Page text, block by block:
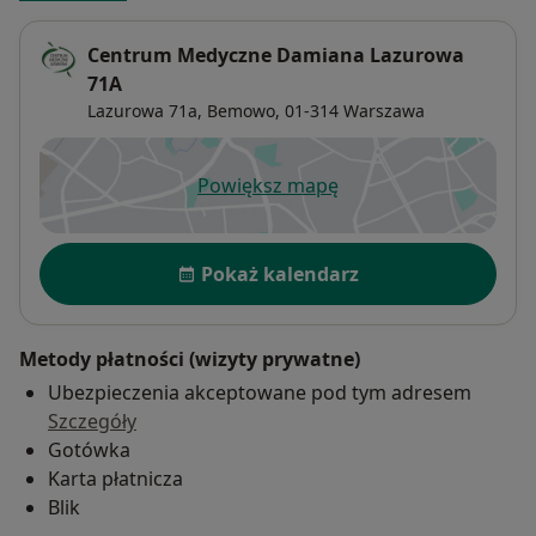
Centrum Medyczne Damiana Lazurowa
71A
Lazurowa 71a, Bemowo, 01-314 Warszawa
Powiększ mapęotwiera się w nowej karcie
Dostępność
Pokaż kalendarz
Metody płatności (wizyty prywatne)
Ubezpieczenia akceptowane pod tym adresem
Szczegóły
Gotówka
Karta płatnicza
Blik